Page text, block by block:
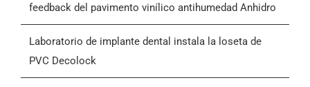
Contactar
Condiciones Generales de Venta (CGV)
feedback del pavimento vinílico antihumedad Anhidro
Laboratorio de implante dental instala la loseta de
PVC Decolock